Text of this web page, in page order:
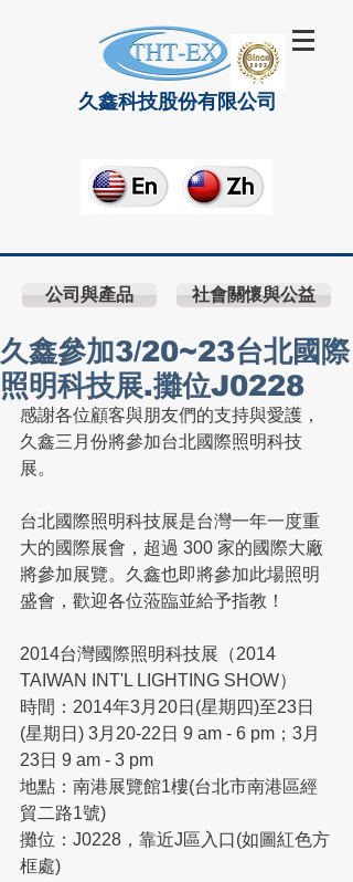
久鑫科技股份有限公司
公司與產品 社會關懷與公益
久鑫參加3/20~23台北國際
照明科技展.攤位J0228
感謝各位顧客與朋友們的支持與愛護，
久鑫三月份將參加台北國際照明科技
展。
台北國際照明科技展是台灣一年一度重
大的國際展會，超過 300 家的國際大廠
將參加展覽。久鑫也即將參加此場照明
盛會，歡迎各位蒞臨並給予指教！
2014台灣國際照明科技展（2014
TAIWAN INT'L LIGHTING SHOW）
時間：2014年3月20日(星期四)至23日
(星期日) 3月20-22日 9 am - 6 pm；3月
23日 9 am - 3 pm
地點：南港展覽館1樓(台北市南港區經
貿二路1號)
攤位：J0228，靠近J區入口(如圖紅色方
框處)